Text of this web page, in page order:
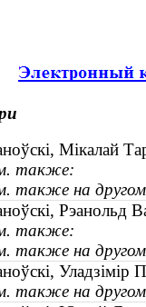
Мікалай
также:
также на другом
Рэанольд
также:
также на другом
Уладзімір
также на другом